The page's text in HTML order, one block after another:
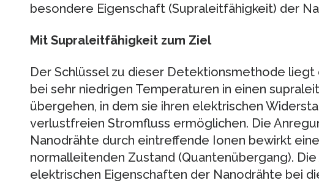
besondere Eigenschaft (Supraleitfähigkeit) der
Mit Supraleitfähigkeit zum Ziel
Der Schlüssel zu dieser Detektionsmethode liegt
bei sehr niedrigen Temperaturen in einen
übergehen, in dem sie ihren elektrischen
verlustfreien Stromfluss ermöglichen. Die
Nanodrähte durch eintreffende Ionen bewirkt
normalleitenden Zustand (Quantenübergang).
elektrischen Eigenschaften der Nanodrähte bei